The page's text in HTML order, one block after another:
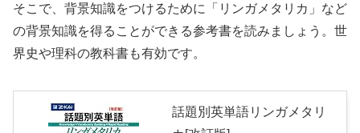
そこで、背景知識をつけるために「リンガメタリカ」など
の背景知識を得ることができる参考書を読みましょう。世
界史や理科の教科書も有効です。
話題別英単語リンガメタリ